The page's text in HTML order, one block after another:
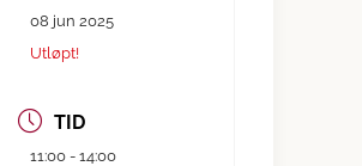
08 jun 2025
Utløpt!
TID
11:00 - 14:00